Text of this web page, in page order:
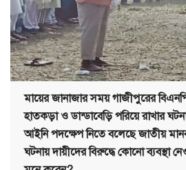
মায়ের জানাজার সময় গাজীপুরের
হাতকড়া ও ডান্ডাবেড়ি পরিয়ে রাখার
আইনি পদক্ষেপ নিতে বলেছে জাতীয়
ঘটনায় দায়ীদের বিরুদ্ধে কোনো ব্যবস্থা